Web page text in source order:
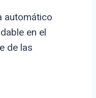
automático
en el
de las